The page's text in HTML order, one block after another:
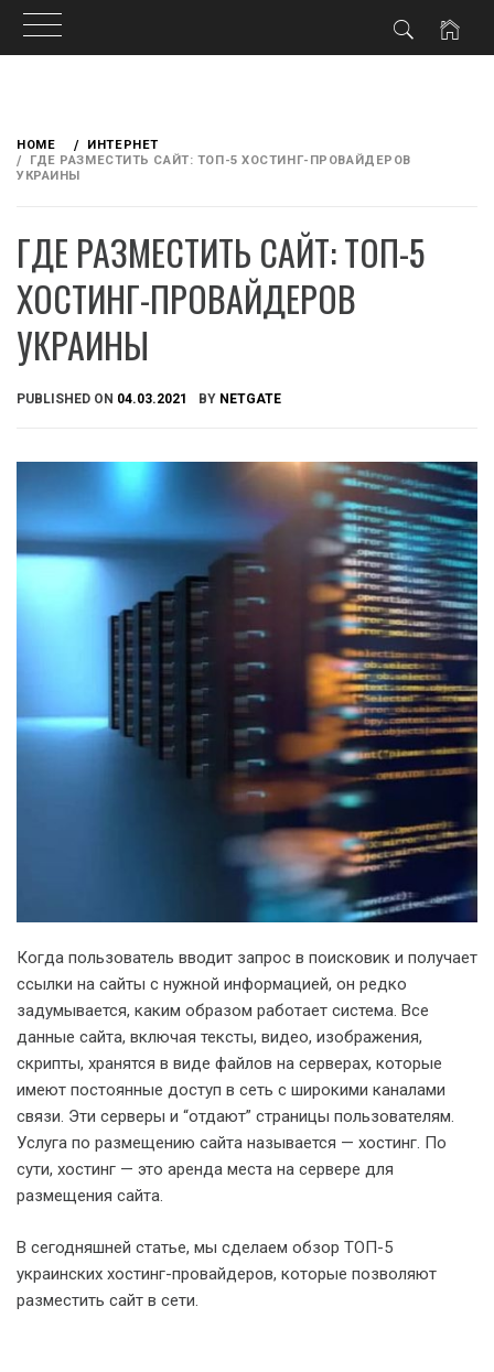
content
HOME
ИНТЕРНЕТ
ГДЕ РАЗМЕСТИТЬ САЙТ: ТОП-5 ХОСТИНГ-ПРОВАЙДЕРОВ
УКРАИНЫ
ГДЕ РАЗМЕСТИТЬ САЙТ: ТОП-5
ХОСТИНГ-ПРОВАЙДЕРОВ
УКРАИНЫ
PUBLISHED ON 04.03.2021 BY NETGATE
Когда пользователь вводит запрос в поисковик и получает
ссылки на сайты с нужной информацией, он редко
задумывается, каким образом работает система. Все
данные сайта, включая тексты, видео, изображения,
скрипты, хранятся в виде файлов на серверах, которые
имеют постоянные доступ в сеть с широкими каналами
связи. Эти серверы и “отдают” страницы пользователям.
Услуга по размещению сайта называется — хостинг. По
сути, хостинг — это аренда места на сервере для
размещения сайта.
В сегодняшней статье, мы сделаем обзор ТОП-5
украинских хостинг-провайдеров, которые позволяют
разместить сайт в сети.